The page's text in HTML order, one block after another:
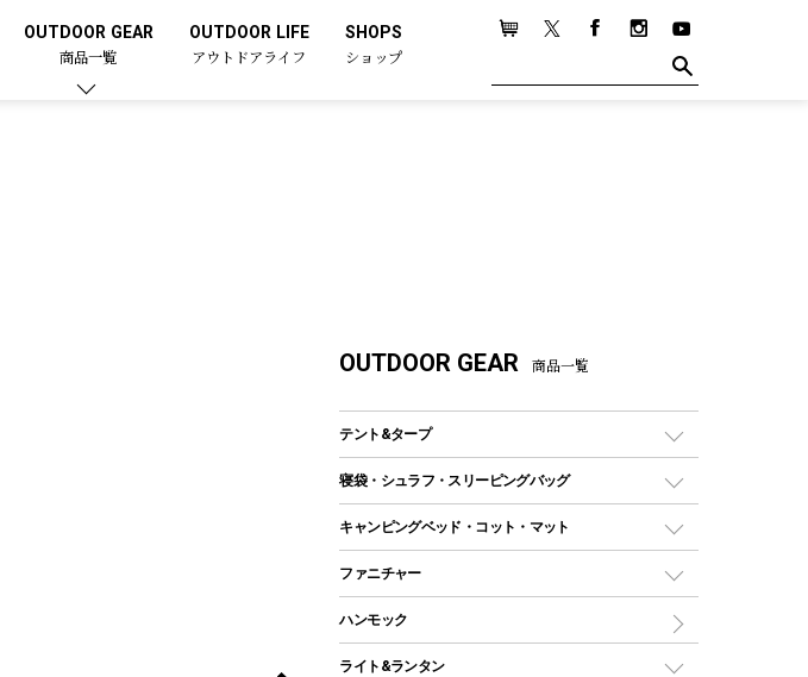
OUTDOOR GEAR
商品一覧
OUTDOOR LIFE
アウトドアライフ
SHOPS
ショップ
OUTDOOR GEAR 商品一覧
テント&タープ
テント
ツールームテント
ワンポールテント
シェルターテント
寝袋・シュラフ・スリーピングバッグ
レクタングラー型（封筒型）シュラフ
インナーシュラフ
キャンピングベッド・コット・マット
キャンピングベッド・コット
インフレータブルマット
ファニチャー
アウトドアテーブル
ハンモック
ライト&ランタン